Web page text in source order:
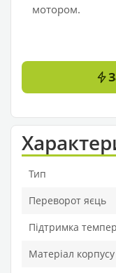
мотором.
Тип
Переворот яєць
Підтримка
Матеріал корпусу